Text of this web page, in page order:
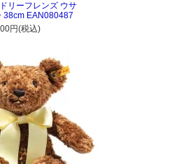
リーフレンズ ウサ
38cm EAN080487
円(税込)